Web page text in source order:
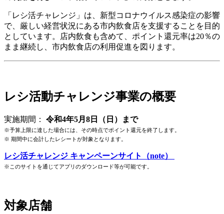
「レシ活チャレンジ」は、新型コロナウイルス感染症の影響
で、厳しい経営状況にある市内飲食店を支援することを目的
としています。店内飲食も含めて、ポイント還元率は20％の
まま継続し、市内飲食店の利用促進を図ります。
レシ活動チャレンジ事業の概要
実施期間： 令和4年5月8日（日）まで
※予算上限に達した場合には、その時点でポイント還元を終了します。
※ 期間中に会計したレシートが対象となります。
レシ活チャレンジ キャンペーンサイト（note）
※このサイトを通じてアプリのダウンロード等が可能です。
対象店舗